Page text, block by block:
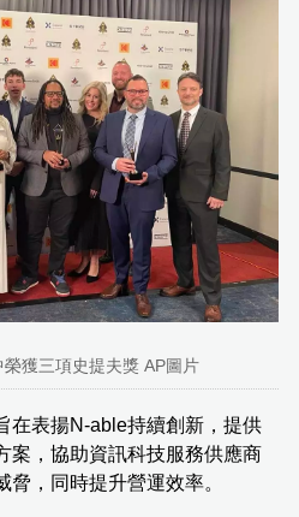
獲三項史提夫獎 AP圖片
在表揚N-able持續創新，提供
案，協助資訊科技服務供應商
，同時提升營運效率。